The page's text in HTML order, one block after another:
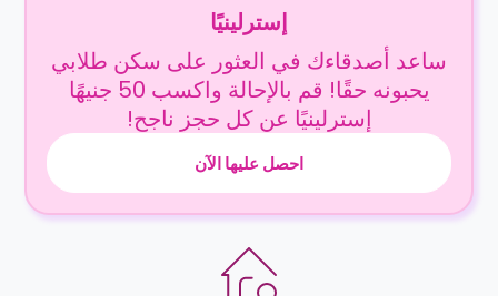
إسترلينيًا
ساعد أصدقاءك في العثور على سكن طلابي
يحبونه حقًا! قم بالإحالة واكسب 50 جنيهًا
إسترلينيًا عن كل حجز ناجح!
احصل عليها الآن